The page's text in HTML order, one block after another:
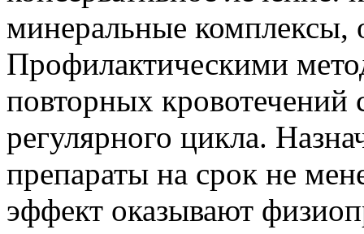
минеральные комплексы,
Профилактическими
повторных
регулярного цикла.
препараты на срок не
эффект оказывают